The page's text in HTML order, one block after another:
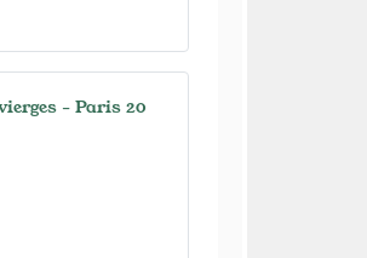
- Paris 20